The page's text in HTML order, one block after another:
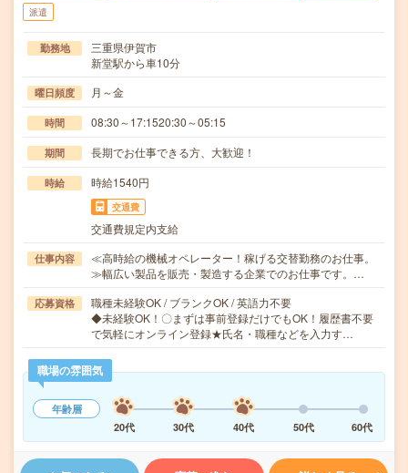
派遣
勤務地
三重県伊賀市
新堂駅から車10分
曜日頻度 月～金
時間 08:30～17:1520:30～05:15
期間 長期でお仕事できる方、大歓迎！
時給 時給1540円
交通費
交通費規定内支給
仕事内容
≪高時給の機械オペレーター！稼げる交替勤務のお仕事。
≫幅広い製品を販売・製造する企業でのお仕事です。…
応募資格
職種未経験OK / ブランクOK / 英語力不要
◆未経験OK！〇まずは事前登録だけでもOK！履歴書不要
で気軽にオンライン登録★氏名・職種などを入力す…
職場の雰囲気
年齢層
20代
30代 40代 50代 60代